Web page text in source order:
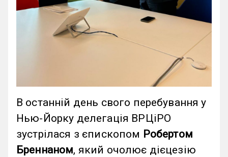
В останній день свого перебування у
Нью-Йорку делегація ВРЦіРО
зустрілася з єпископом Робертом
Бреннаном, який очолює дієцезію